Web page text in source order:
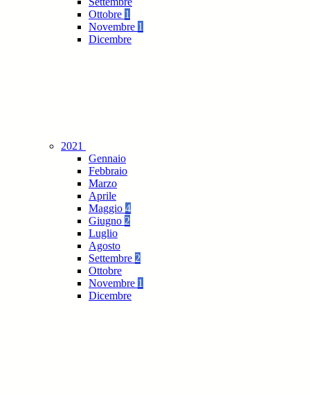
Ottobre 1
Novembre 1
Dicembre
2021
Gennaio
Febbraio
Marzo
Aprile
Maggio 4
Giugno 2
Luglio
Agosto
Settembre 2
Ottobre
Novembre 1
Dicembre